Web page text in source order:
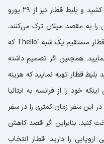
برسانید. این سفر 7 ساعت طول خواهد کشید و بلیط قطار نیز از 29 یورو
روز 4 قطار پاریس را به مقصد میلان ترک می‌کنند.
همچنین برای این مسافرت می‌توانید از قطار مستقیم یک شبه "Thello که
استفاده نمایید. همچنین اگر تصمیم داشته
بلیط قطار تهیه نمایید که هزینه
همچنین اینکه خود را از فرانسه به ایتالیا
در این سفر زمان کمتری را در سفر
کنید. بنابراین اگر قصد کاهش
را دارید؛ قطار انتخاب